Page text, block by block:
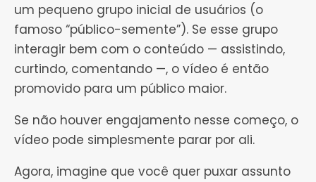
um pequeno grupo inicial de usuários (o
famoso “público-semente”). Se esse grupo
interagir bem com o conteúdo — assistindo,
curtindo, comentando —, o vídeo é então
promovido para um público maior.
Se não houver engajamento nesse começo, o
vídeo pode simplesmente parar por ali.
Agora, imagine que você quer puxar assunto